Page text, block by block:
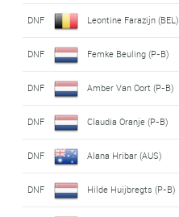
DNF Leontine Farazijn (BEL)
DNF Femke Beuling (P-B)
DNF Amber Van Oort (P-B)
DNF Claudia Oranje (P-B)
DNF Alana Hribar (AUS)
DNF Hilde Huijbregts (P-B)